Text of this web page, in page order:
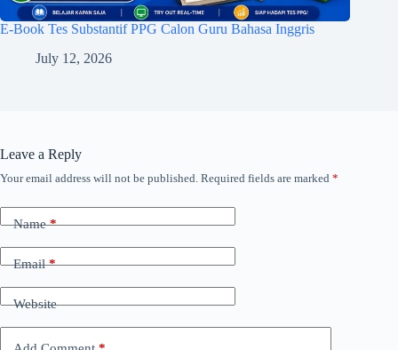
E-Book Tes Substantif PPG Calon Guru Bahasa Inggris
July 12, 2026
Leave a Reply
Your email address will not be published. Required fields are marked *
Name*
Email*
Website